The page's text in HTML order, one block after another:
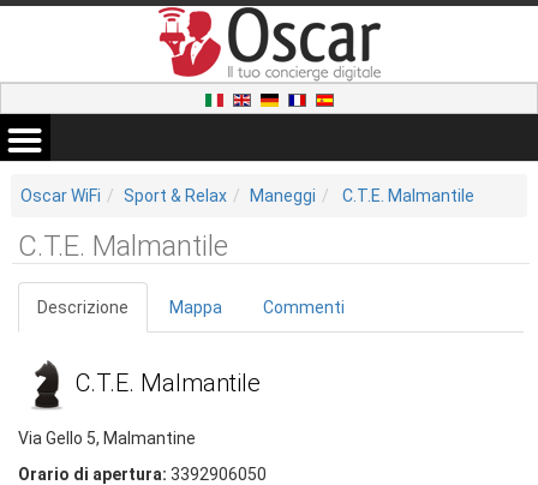
Oscar WiFi Sport & Relax Maneggi C.T.E. Malmantile
C.T.E. Malmantile
Descrizione Mappa Commenti
C.T.E. Malmantile
Via Gello 5, Malmantine
Orario di apertura: 3392906050